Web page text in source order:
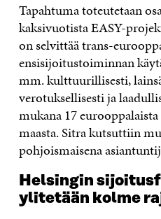
Tapahtuma toteutetaan
kaksivuotista EASY-
on selvittää trans-
ensisijoitustoiminnan
mm. kulttuurillisesti,
verotuksellisesti ja
mukana 17
maasta. Sitra kutsuttiin
pohjoismaisena
Helsingin
ylitetään kolme